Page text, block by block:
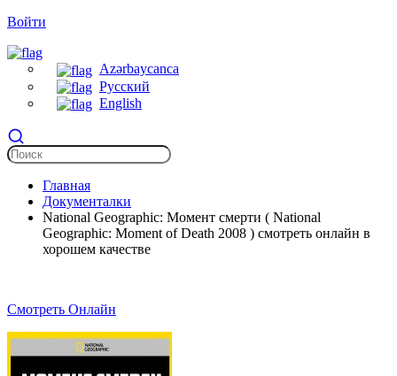
Войти
Azərbaycanca
Русский
English
Главная
Документалки
National Geographic: Момент смерти ( National
Geographic: Moment of Death 2008 ) смотреть онлайн в
хорошем качестве
Смотреть Онлайн